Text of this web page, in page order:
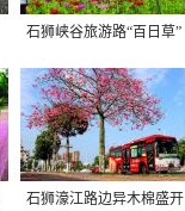
石狮峡谷旅游路“百日草”
争相斗艳
石狮濠江路边异木棉盛开